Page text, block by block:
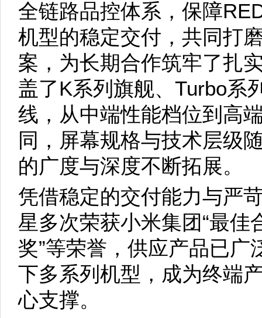
全链路品控体系，保障
机型的稳定交付，共同打
案，为长期合作筑牢了扎
盖了K系列旗舰、Turbo系
线，从中端性能档位到高
同，屏幕规格与技术层级
的广度与深度不断拓展。
凭借稳定的交付能力与严
星多次荣获小米集团“最佳
奖”等荣誉，供应产品已广
下多系列机型，成为终端
心支撑。